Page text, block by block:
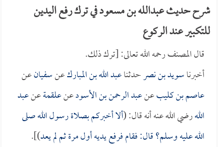
شرح حديث عبدالله بن مسعود في ترك رفع اليدين
للتكبير عند الركوع
قال المصنف رحمه الله تعالى: [ترك ذلك.
أخبرناسويد بن نصرحدثناعبد الله بن المباركعنسفيانعن
عاصم بن كليبعنعبد الرحمن بن الأسودعنعلقمةعنعبد
اللهرضي الله عنه أنه قال: (ألا أخبركم بصلاة رسول الله صلى
الله عليه وسلم؟ قال: فقام فرفع يديه أول مرة ثم لم يعد)].